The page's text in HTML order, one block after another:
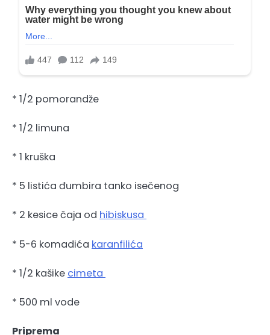
* 1/2 pomorandže
* 1/2 limuna
* 1 kruška
* 5 listića đumbira tanko isečenog
* 2 kesice čaja od hibiskusa
* 5-6 komadića karanfilića
* 1/2 kašike cimeta
* 500 ml vode
Priprema